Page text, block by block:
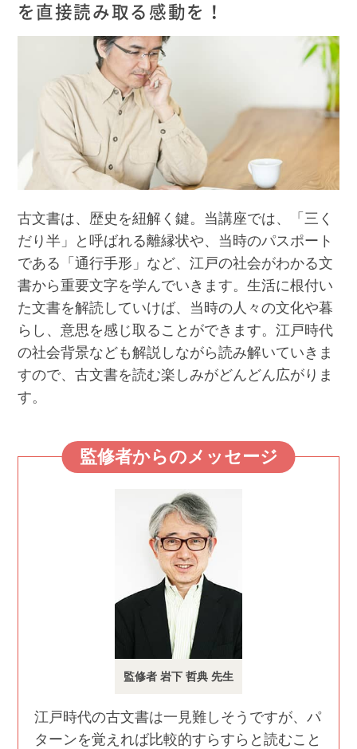
を直接読み取る感動を！
古文書は、歴史を紐解く鍵。当講座では、「三く
だり半」と呼ばれる離縁状や、当時のパスポート
である「通行手形」など、江戸の社会がわかる文
書から重要文字を学んでいきます。生活に根付い
た文書を解読していけば、当時の人々の文化や暮
らし、意思を感じ取ることができます。江戸時代
の社会背景なども解説しながら読み解いていきま
すので、古文書を読む楽しみがどんどん広がりま
す。
監修者からのメッセージ
監修者 岩下 哲典 先生
江戸時代の古文書は一見難しそうですが、パ
ターンを覚えれば比較的すらすらと読むこと